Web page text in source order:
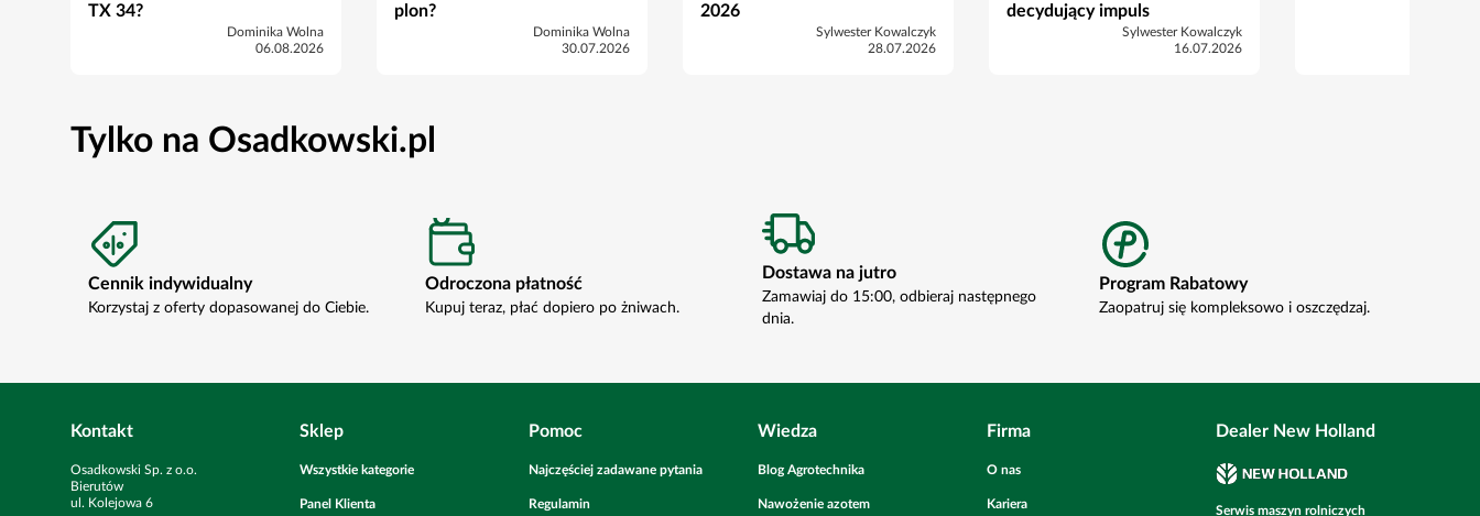
TX 34?
Dominika Wolna
06.08.2026
plon?
Dominika Wolna
30.07.2026
2026
Sylwester Kowalczyk
28.07.2026
decydujący impuls
Sylwester Kowalczyk
16.07.2026
Tylko na Osadkowski.pl
Cennik indywidualny
Korzystaj z oferty dopasowanej do Ciebie.
Odroczona płatność
Kupuj teraz, płać dopiero po żniwach.
Dostawa na jutro
Zamawiaj do 15:00, odbieraj następnego
dnia.
Program Rabatowy
Zaopatruj się kompleksowo i oszczędzaj.
Kontakt
Osadkowski Sp. z o.o.
Bierutów
ul. Kolejowa 6
Sklep
Wszystkie kategorie
Panel Klienta
Pomoc
Najczęściej zadawane pytania
Regulamin
Wiedza
Blog Agrotechnika
Nawożenie azotem
Firma
O nas
Kariera
Dealer New Holland
Serwis maszyn rolniczych